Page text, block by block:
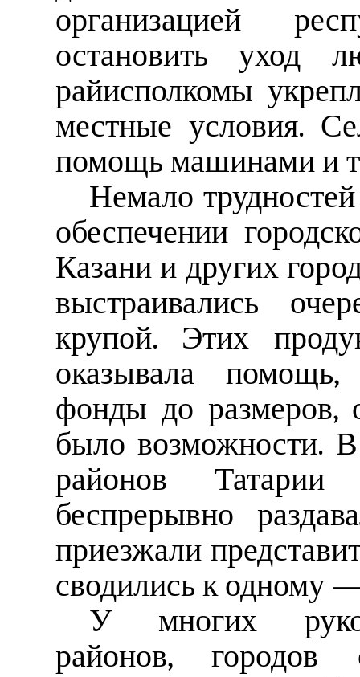
организацией
остановить уход
райисполкомы
местные условия.
помощь машинами и
Немало
обеспечении
Казани и других
выстраивались
крупой. Этих
оказывала
фонды до размеров,
было возможности.
районов Татарии
беспрерывно
приезжали
сводились к одному
У многих
районов, городов